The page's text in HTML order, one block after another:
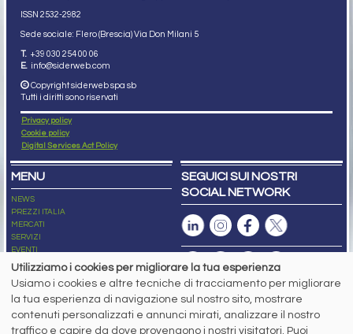
ISSN 2532-2982
Sede sociale: Flero (Brescia) Via Don Milani 5
T. +39 030 254 00 06
E. info@siderweb.com
Copyright siderweb spa sb
Tutti i diritti sono riservati
Privacy policy
Cookie policy
Digital Services Act Policy
MENU
NEWS
PREZZI ITALIA
MERCATI
SERVIZI
EVENTI
ABBONAMENTI
NEWSLETTER
SEGUICI SUI NOSTRI
SOCIAL NETWORK
Capitale Sociale: 190.000€ interamente versato
Registro delle Imprese di Brescia
Codice Fiscale e Partita I.V.A.:IT03562320170
Utilizziamo i cookies per migliorare la tua esperienza
Usiamo i cookies e altre tecniche di tracciamento per migliorare
la tua esperienza di navigazione sul nostro sito, mostrare
contenuti personalizzati e annunci mirati, analizzare il nostro
traffico e capire da dove provengono i nostri visitatori. Puoi